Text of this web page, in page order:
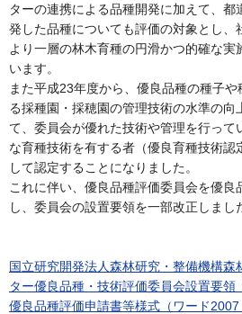
ターの連携による品種開発に加えて、都
発した品種についても評価の対象とし、
より一層の林木育種の円滑かつ的確な実
います。
また平成23年度から、優良品種の種子や
る採種園・採穂園の管理技術の水準の向
て、委員会が優れた技術や管理を行って
な育種技術を有する者（優良育種技術認
して認定することになりました。
これに伴い、優良品種評価委員会を優良
し、委員会の設置要領を一部改正しまし
国立研究開発法人森林研究・整備機構森
ター優良品種・技術評価委員会設置要領
優良品種評価申請書等様式（ワード2007